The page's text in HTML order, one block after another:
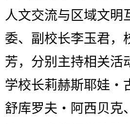
人文交流与区域文明
委、副校长李玉君，
芳，分别主持相关活
学校长莉赫斯耶娃・
舒库罗夫・阿西贝克